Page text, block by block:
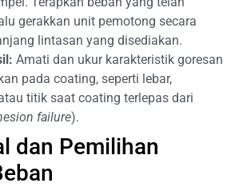
gerakkan unit pemotong secara
lintasan yang disediakan.
Amati dan ukur karakteristik goresan
pada coating, seperti lebar,
titik saat coating terlepas dari
failure).
dan Pemilihan